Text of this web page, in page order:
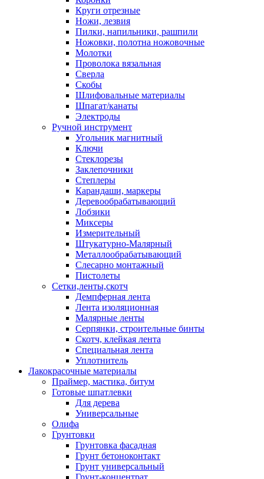
Круги отрезные
Ножи, лезвия
Пилки, напильники, рашпили
Ножовки, полотна ножовочные
Молотки
Проволока вязальная
Сверла
Скобы
Шлифовальные материалы
Шпагат/канаты
Электроды
Ручной инструмент
Угольник магнитный
Ключи
Стеклорезы
Заклепочники
Степлеры
Карандаши, маркеры
Деревообрабатывающий
Лобзики
Миксеры
Измерительный
Штукатурно-Малярный
Металлообрабатывающий
Слесарно монтажный
Пистолеты
Сетки,ленты,скотч
Демпферная лента
Лента изоляционная
Малярные ленты
Серпянки, строительные бинты
Скотч, клейкая лента
Специальная лента
Уплотнитель
Лакокрасочные материалы
Праймер, мастика, битум
Готовые шпатлевки
Для дерева
Универсальные
Олифа
Грунтовки
Грунтовка фасадная
Грунт бетоноконтакт
Грунт универсальный